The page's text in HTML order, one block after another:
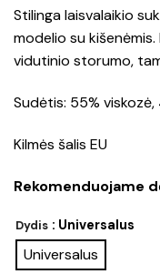
Stilinga laisvalaikio
modelio su
vidutinio storumo,
Sudėtis: 55%
Kilmės šalis EU
Rekomenduojame
Dydis : Universalus
Universalus